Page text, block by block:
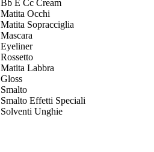
Bb E Cc Cream
Matita Occhi
Matita Sopracciglia
Mascara
Eyeliner
Rossetto
Matita Labbra
Gloss
Smalto
Smalto Effetti Speciali
Solventi Unghie